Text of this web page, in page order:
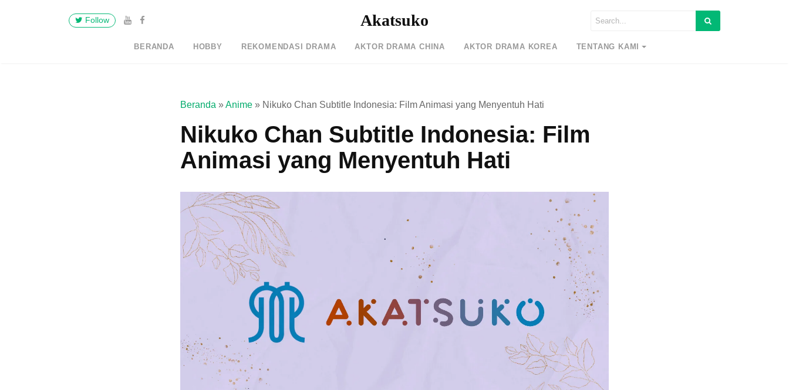
Follow Akatsuko
BERANDA HOBBY REKOMENDASI DRAMA AKTOR DRAMA CHINA AKTOR DRAMA KOREA TENTANG KAMI
Beranda »Anime » Nikuko Chan Subtitle Indonesia: Film Animasi yang Menyentuh Hati
Nikuko Chan Subtitle Indonesia: Film
Animasi yang Menyentuh Hati